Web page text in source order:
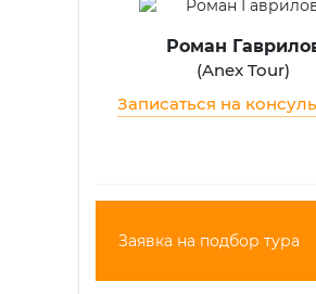
Роман
(Anex Tour)
Записаться на
Заявка на подбор тура